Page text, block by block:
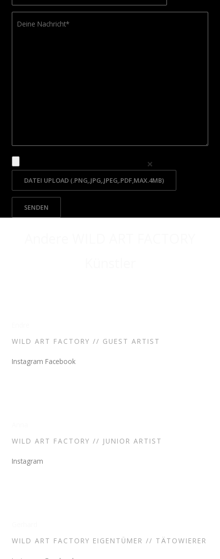
❌
Bitte lasse dieses Feld leer.
WILD ART FACTORY // GUEST ARTIST
Instagram Facebook
WILD ART FACTORY // JUNIOR ARTIST
Instagram
WILD ART FACTORY EIGENTÜMER // TÄTOWIERER